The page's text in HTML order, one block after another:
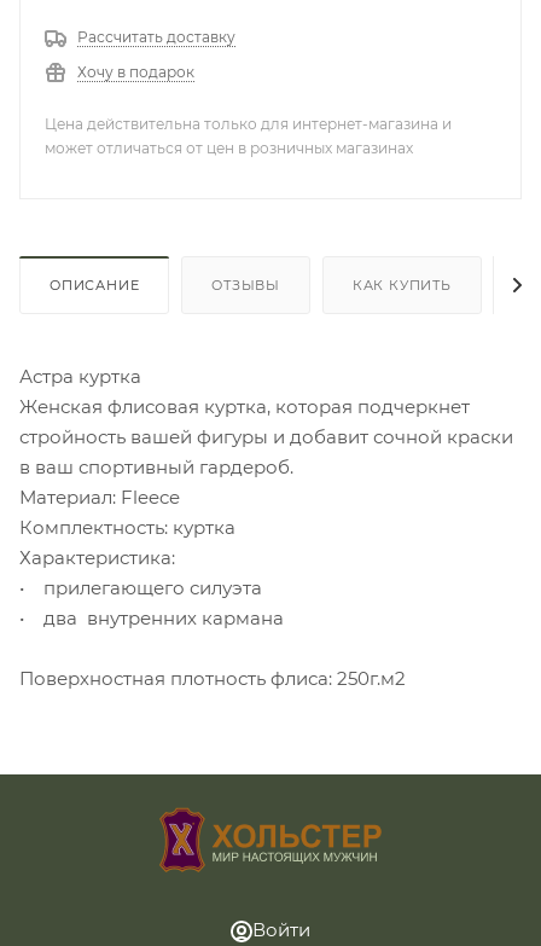
Рассчитать доставку
Хочу в подарок
Цена действительна только для интернет-магазина и
может отличаться от цен в розничных магазинах
ОПИСАНИЕ ОТЗЫВЫ КАК КУПИТЬ
Астра куртка
Женская флисовая куртка, которая подчеркнет
стройность вашей фигуры и добавит сочной краски
в ваш спортивный гардероб.
Материал: Fleece
Комплектность: куртка
Характеристика:
• прилегающего силуэта
• два внутренних кармана
Поверхностная плотность флиса: 250г.м2
Войти